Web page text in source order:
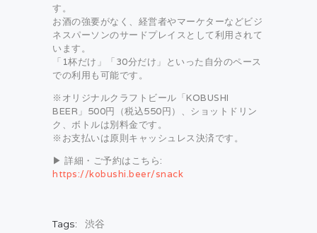
す。
お酒の強要がなく、経営者やマーケターなどビジ
ネスパーソンのサードプレイスとして利用されて
います。
「1杯だけ」「30分だけ」といった自分のペース
での利用も可能です。
※オリジナルクラフトビール「KOBUSHI
BEER」500円（税込550円）、ショットドリン
ク、ボトルは別料金です。
※お支払いは原則キャッシュレス決済です。
▶ 詳細・ご予約はこちら:
https://kobushi.beer/snack
Tags: 渋谷